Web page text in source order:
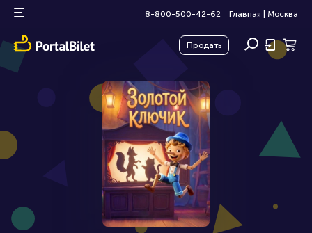
8-800-500-42-62 Главная Москва
Продать